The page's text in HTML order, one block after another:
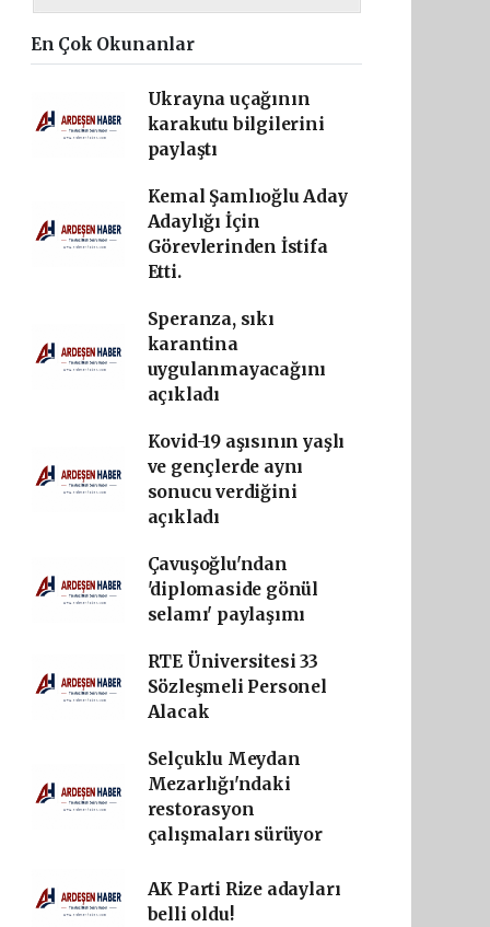
En Çok Okunanlar
Ukrayna uçağının
karakutu bilgilerini
paylaştı
Kemal Şamlıoğlu Aday
Adaylığı İçin
Görevlerinden İstifa
Etti.
Speranza, sıkı
karantina
uygulanmayacağını
açıkladı
Kovid-19 aşısının yaşlı
ve gençlerde aynı
sonucu verdiğini
açıkladı
Çavuşoğlu'ndan
'diplomaside gönül
selamı' paylaşımı
RTE Üniversitesi 33
Sözleşmeli Personel
Alacak
Selçuklu Meydan
Mezarlığı'ndaki
restorasyon
çalışmaları sürüyor
AK Parti Rize adayları
belli oldu!